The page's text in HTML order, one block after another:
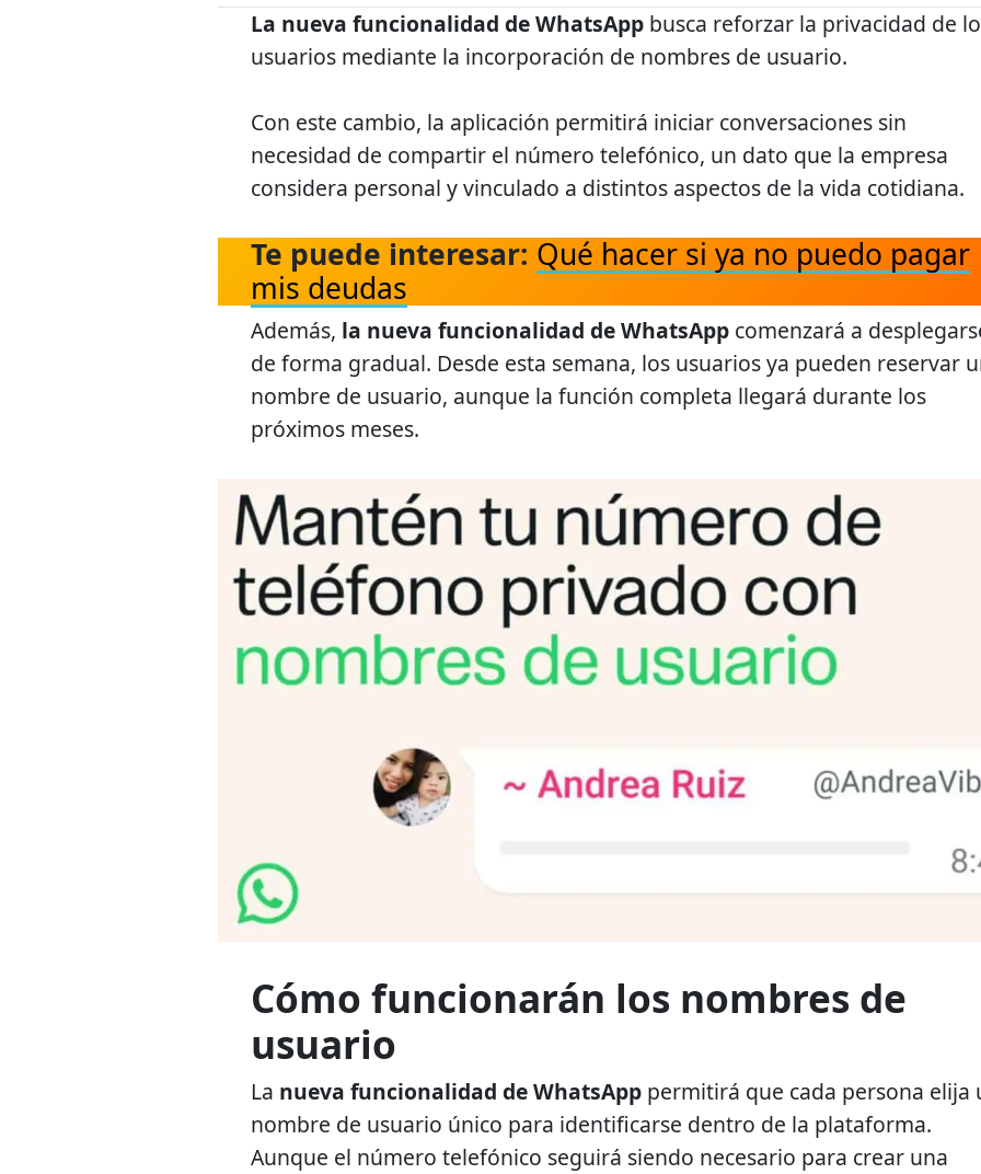
La nueva funcionalidad de WhatsApp busca reforzar la privacidad de
usuarios mediante la incorporación de nombres de usuario.
Con este cambio, la aplicación permitirá iniciar conversaciones sin
necesidad de compartir el número telefónico, un dato que la empresa
considera personal y vinculado a distintos aspectos de la vida cotidiana.
Te puede interesar: Qué hacer si ya no puedo pagar
mis deudas
Además, la nueva funcionalidad de WhatsApp comenzará a
de forma gradual. Desde esta semana, los usuarios ya pueden reservar
nombre de usuario, aunque la función completa llegará durante los
próximos meses.
Cómo funcionarán los nombres de
usuario
La nueva funcionalidad de WhatsApp permitirá que cada persona elija
nombre de usuario único para identificarse dentro de la plataforma.
Aunque el número telefónico seguirá siendo necesario para crear una